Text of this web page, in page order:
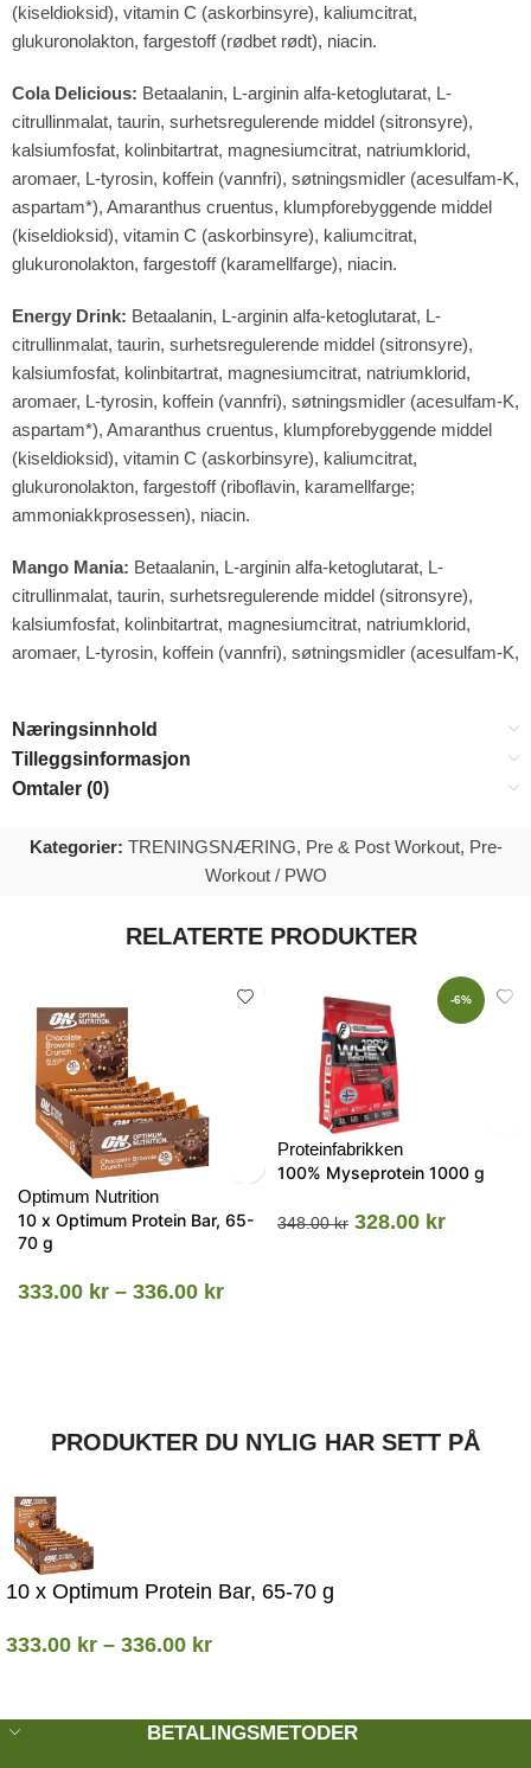
(kiseldioksid), vitamin C (askorbinsyre), kaliumcitrat,
glukuronolakton, fargestoff (rødbet rødt), niacin.
Cola Delicious: Betaalanin, L-arginin alfa-ketoglutarat, L-
citrullinmalat, taurin, surhetsregulerende middel (sitronsyre),
kalsiumfosfat, kolinbitartrat, magnesiumcitrat, natriumklorid,
aromaer, L-tyrosin, koffein (vannfri), søtningsmidler (acesulfam-K,
aspartam*), Amaranthus cruentus, klumpforebyggende middel
(kiseldioksid), vitamin C (askorbinsyre), kaliumcitrat,
glukuronolakton, fargestoff (karamellfarge), niacin.
Energy Drink: Betaalanin, L-arginin alfa-ketoglutarat, L-
citrullinmalat, taurin, surhetsregulerende middel (sitronsyre),
kalsiumfosfat, kolinbitartrat, magnesiumcitrat, natriumklorid,
aromaer, L-tyrosin, koffein (vannfri), søtningsmidler (acesulfam-K,
aspartam*), Amaranthus cruentus, klumpforebyggende middel
(kiseldioksid), vitamin C (askorbinsyre), kaliumcitrat,
glukuronolakton, fargestoff (riboflavin, karamellfarge;
ammoniakkprosessen), niacin.
Mango Mania: Betaalanin, L-arginin alfa-ketoglutarat, L-
citrullinmalat, taurin, surhetsregulerende middel (sitronsyre),
kalsiumfosfat, kolinbitartrat, magnesiumcitrat, natriumklorid,
aromaer, L-tyrosin, koffein (vannfri), søtningsmidler (acesulfam-K,
Næringsinnhold
Tilleggsinformasjon
Omtaler (0)
Kategorier: TRENINGSNÆRING, Pre & Post Workout, Pre-
Workout / PWO
RELATERTE PRODUKTER
Optimum Nutrition
10 x Optimum Protein Bar, 65-
70 g
333.00 kr – 336.00 kr
-6%
Proteinfabrikken
100% Myseprotein 1000 g
348.00kr 328.00 kr
PRODUKTER DU NYLIG HAR SETT PÅ
10 x Optimum Protein Bar, 65-70 g
333.00 kr – 336.00 kr
BETALINGSMETODER